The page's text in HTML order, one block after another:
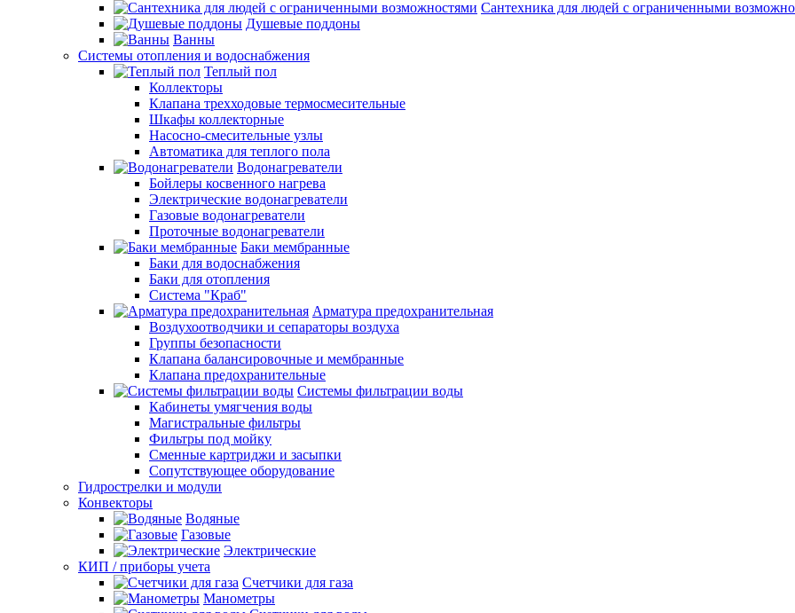
Сантехника для людей с ограниченными
Душевые поддоны
Ванны
Системы отопления и водоснабжения
Теплый пол
Коллекторы
Клапана трехходовые термосмесительные
Шкафы коллекторные
Насосно-смесительные узлы
Автоматика для теплого пола
Водонагреватели
Бойлеры косвенного нагрева
Электрические водонагреватели
Газовые водонагреватели
Проточные водонагреватели
Баки мембранные
Баки для водоснабжения
Баки для отопления
Система "Краб"
Арматура предохранительная
Воздухоотводчики и сепараторы воздуха
Группы безопасности
Клапана балансировочные и мембранные
Клапана предохранительные
Системы фильтрации воды
Кабинеты умягчения воды
Магистральные фильтры
Фильтры под мойку
Сменные картриджи и засыпки
Сопутствующее оборудование
Гидрострелки и модули
Конвекторы
Водяные
Газовые
Электрические
КИП / приборы учета
Счетчики для газа
Манометры